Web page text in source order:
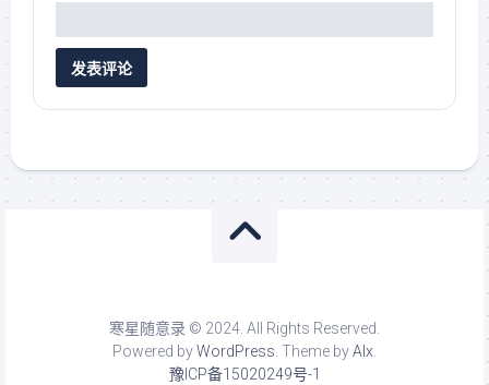
寒星随意录 © 2024. All Rights Reserved.
Powered byWordPress . Theme byAlx
豫ICP备15020249号-1